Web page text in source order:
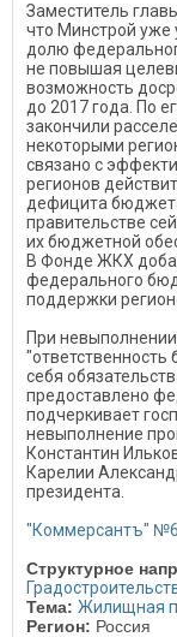
Заместитель
что Минстрой уже
долю
не повышая
возможность
до 2017 года. По
закончили
некоторыми
связано с
регионов
дефицита
правительстве
их бюджетной
В Фонде ЖКХ
федерального
поддержки
При
"ответственность
себя
предоставлено
подчеркивает
невыполнение
Константин
Карелии
президента.
"Коммерсантъ"
Структурное
Тема: Жилищная
Регион: Россия